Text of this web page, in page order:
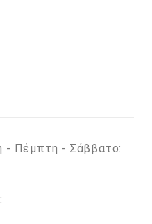
- Πέμπτη - Σάββατο: